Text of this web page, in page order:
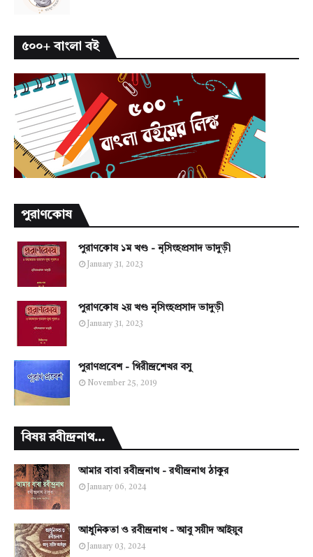
৫০০+ বাংলা বই
পুরাণকোষ
পুরাণকোষ ১ম খণ্ড - নৃসিংহপ্রসাদ ভাদুড়ী
January 31, 2023
পুরাণকোষ ২য় খণ্ড নৃসিংহপ্রসাদ ভাদুড়ী
January 31, 2023
পুরাণপ্রবেশ - গিরীন্দ্রশেখর বসু
November 25, 2019
বিষয় রবীন্দ্রনাথ...
আমার বাবা রবীন্দ্রনাথ - রথীন্দ্রনাথ ঠাকুর
January 06, 2024
আধুনিকতা ও রবীন্দ্রনাথ - আবু সয়ীদ আইয়ুব
January 03, 2024